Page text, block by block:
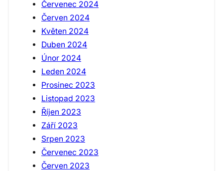
Červenec 2024
Červen 2024
Květen 2024
Duben 2024
Únor 2024
Leden 2024
Prosinec 2023
Listopad 2023
Říjen 2023
Září 2023
Srpen 2023
Červenec 2023
Červen 2023